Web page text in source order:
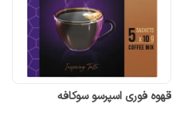
قهوه فوری اسپرسو سوکافه